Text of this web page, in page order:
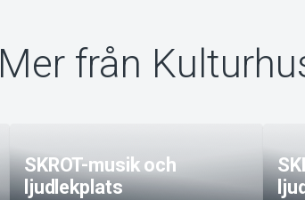
Mer från
SKROT-musik och
ljudlekplats